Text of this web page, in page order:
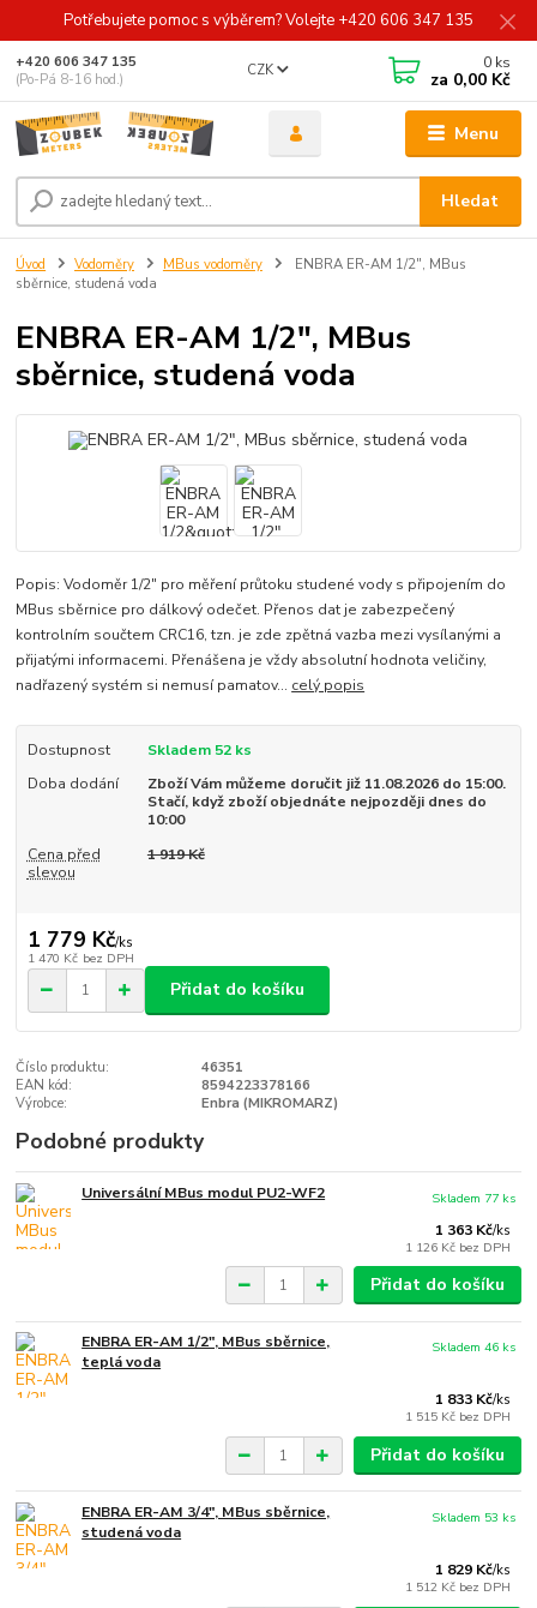
Potřebujete pomoc s výběrem? Volejte +420 606 347 135
Menu
CZK
Hledat
+420 606 347 135
(Po-Pá 8-16 hod.)
0 ks
za 0,00 Kč
Úvod Vodoměry MBus vodoměry
ENBRA ER-AM 1/2", MBus
sběrnice, studená voda
ENBRA ER-AM 1/2", MBus
sběrnice, studená voda
Popis: Vodoměr 1/2" pro měření průtoku studené vody s připojením do
MBus sběrnice pro dálkový odečet. Přenos dat je zabezpečený
kontrolním součtem CRC16, tzn. je zde zpětná vazba mezi vysílanými a
přijatými informacemi. Přenášena je vždy absolutní hodnota veličiny,
nadřazený systém si nemusí pamatov... celý popis
Dostupnost
Skladem 52 ks
Doba dodání
Zboží Vám můžeme doručit již 11.08.2026 do 15:00.
Stačí, když zboží objednáte nejpozději dnes do
10:00
Cena před
slevou
1 919 Kč
1 779 Kč/ks
1 470 Kč bez DPH
Přidat do košíku
Číslo produktu:
46351
EAN kód:
8594223378166
Výrobce:
Enbra (MIKROMARZ)
Podobné produkty
Universální MBus modul PU2-WF2
1 363 Kč/ks
1 126 Kč bez DPH
Skladem 77 ks
Přidat do košíku
ENBRA ER-AM 1/2", MBus sběrnice,
teplá voda
1 833 Kč/ks
1 515 Kč bez DPH
Skladem 46 ks
Přidat do košíku
ENBRA ER-AM 3/4", MBus sběrnice,
studená voda
1 829 Kč/ks
1 512 Kč bez DPH
Skladem 53 ks